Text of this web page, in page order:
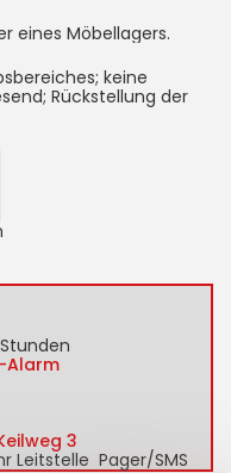
eines Möbellagers.
keine
Rückstellung der
Alarm
3
Leitstelle Pager/SMS